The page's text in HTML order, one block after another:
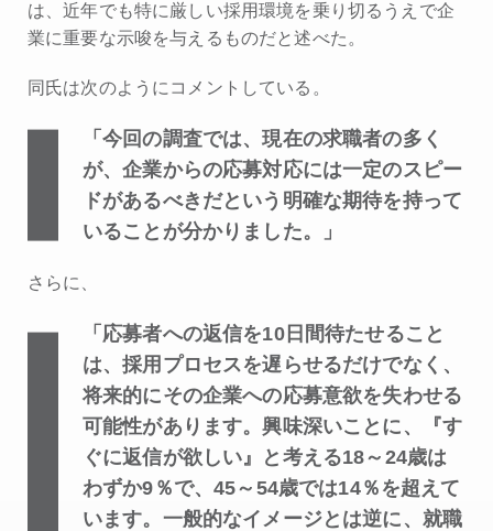
は、近年でも特に厳しい採用環境を乗り切るうえで企
業に重要な示唆を与えるものだと述べた。
同氏は次のようにコメントしている。
「今回の調査では、現在の求職者の多く
が、企業からの応募対応には一定のスピー
ドがあるべきだという明確な期待を持って
いることが分かりました。」
さらに、
「応募者への返信を10日間待たせること
は、採用プロセスを遅らせるだけでなく、
将来的にその企業への応募意欲を失わせる
可能性があります。興味深いことに、『す
ぐに返信が欲しい』と考える18～24歳は
わずか9％で、45～54歳では14％を超えて
います。一般的なイメージとは逆に、就職